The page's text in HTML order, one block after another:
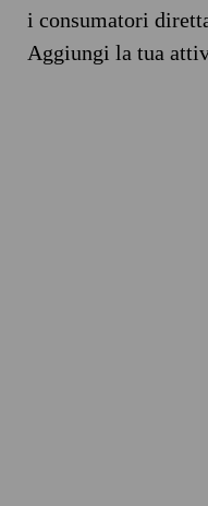
i consumatori
Aggiungi la tua